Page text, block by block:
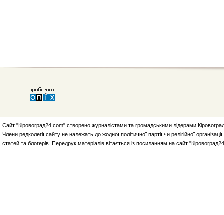
Сайт "Кіровоград24.com" створено журналістами та громадськими лідерами
Члени редколегії сайту не належать до жодної політичної партії чи релігійної
статей та блогерів. Передрук матеріалів вітається із посиланням на сайт